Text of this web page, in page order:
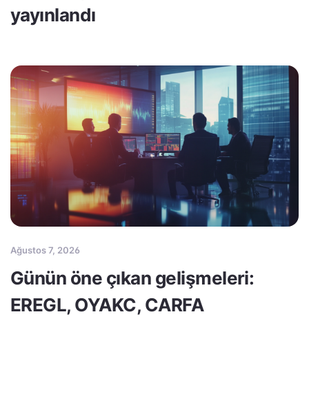
yayınlandı
Ağustos 7, 2026
Günün öne çıkan gelişmeleri:
EREGL, OYAKC, CARFA